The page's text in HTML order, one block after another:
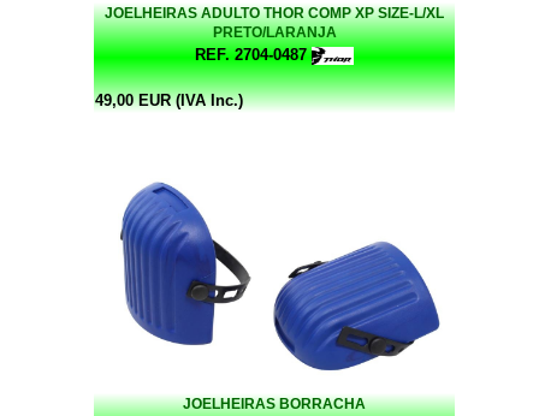
JOELHEIRAS ADULTO THOR COMP XP SIZE-L/XL
PRETO/LARANJA
REF. 2704-0487
49,00 EUR (IVA Inc.)
JOELHEIRAS BORRACHA